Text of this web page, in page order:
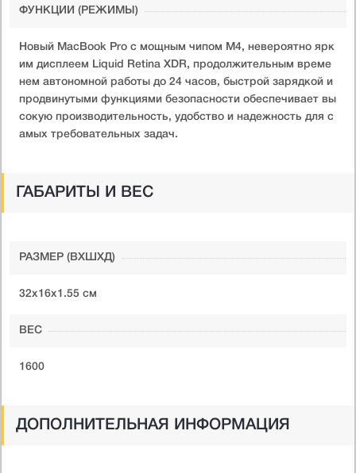
ФУНКЦИИ (РЕЖИМЫ)
Новый MacBook Pro с мощным чипом M4, невероятно ярк
им дисплеем Liquid Retina XDR, продолжительным време
нем автономной работы до 24 часов, быстрой зарядкой и
продвинутыми функциями безопасности обеспечивает вы
сокую производительность, удобство и надежность для с
амых требовательных задач.
ГАБАРИТЫ И ВЕС
РАЗМЕР (ВXШXД)
32х16х1.55 см
ВЕС
1600
ДОПОЛНИТЕЛЬНАЯ ИНФОРМАЦИЯ